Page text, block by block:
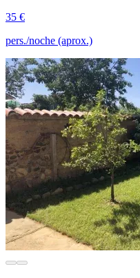
35 €
pers./noche (aprox.)